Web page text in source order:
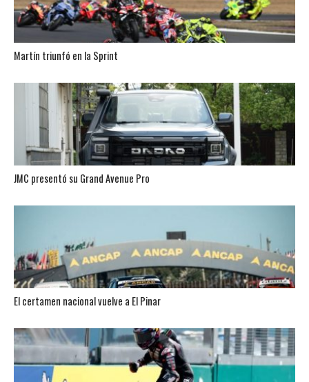
Martín triunfó en la Sprint
JMC presentó su Grand Avenue Pro
El certamen nacional vuelve a El Pinar